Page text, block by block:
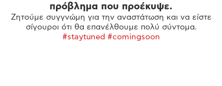
πρόβλημα που προέκυψε.
Ζητούμε συγγνώμη για την αναστάτωση και να είστε
σίγουροι ότι θα επανέλθουμε πολύ σύντομα.
#staytuned #comingsoon